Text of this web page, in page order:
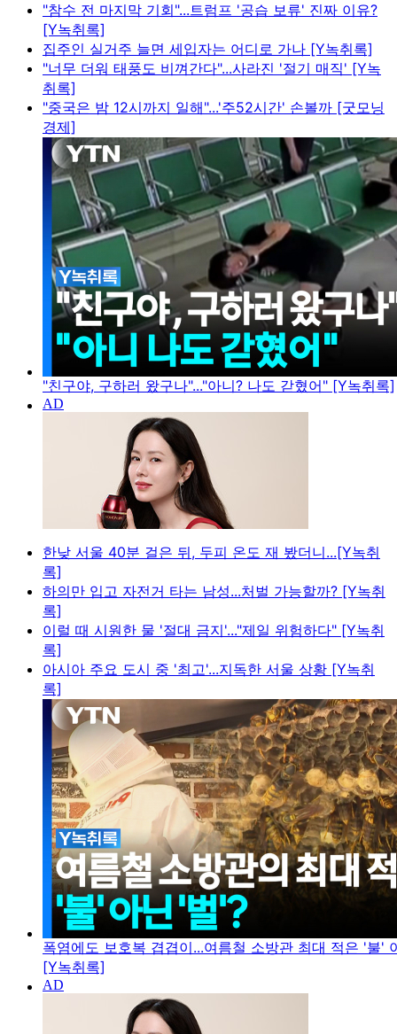
"참수 전 마지막 기회"...트럼프 '공습 보류' 진짜 이유?
[Y녹취록]
집주인 실거주 늘면 세입자는 어디로 가나 [Y녹취록]
"너무 더워 태풍도 비껴간다"...사라진 '절기 매직' [Y녹
취록]
"중국은 밤 12시까지 일해"...'주52시간' 손볼까 [굿모닝
경제]
"친구야, 구하러 왔구나"..."아니? 나도 갇혔어" [Y녹취록]
한낮 서울 40분 걸은 뒤, 두피 온도 재 봤더니...[Y녹취
록]
하의만 입고 자전거 타는 남성...처벌 가능할까? [Y녹취
록]
이럴 때 시원한 물 '절대 금지'..."제일 위험하다" [Y녹취
록]
아시아 주요 도시 중 '최고'...지독한 서울 상황 [Y녹취
록]
폭염에도 보호복 겹겹이...여름철 소방관 최대 적은 '불'
[Y녹취록]